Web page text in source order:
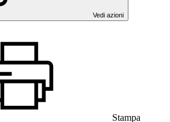
Vedi azioni
Stampa